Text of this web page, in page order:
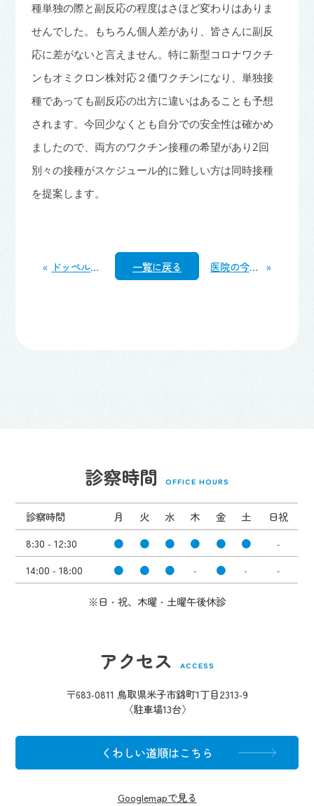
種単独の際と副反応の程度はさほど変わりはありま
せんでした。もちろん個人差があり、皆さんに副反
応に差がないと言えません。特に新型コロナワクチ
ンもオミクロン株対応２価ワクチンになり、単独接
種であっても副反応の出方に違いはあることも予想
されます。今回少なくとも自分での安全性は確かめ
ましたので、両方のワクチン接種の希望があり2回
別々の接種がスケジュール的に難しい方は同時接種
を提案します。
« ドッペルゲンガー 一覧に戻る 医院の今後の予定について その② »
診察時間 OFFICE HOURS
診察時間 月 火 水 木 金 土
日祝
8:30 - 12:30
● ● ● ● ● ●
-
14:00 - 18:00
● ● ● - ● - -
※日・祝、木曜・土曜午後休診
アクセス ACCESS
〒683-0811 鳥取県米子市錦町1丁目2313-9
〈駐車場13台〉
くわしい道順はこちら
Googlemapで見る